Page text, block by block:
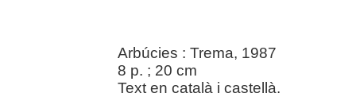
Arbúcies : Trema, 1987
8 p. ; 20 cm
Text en català i castellà.